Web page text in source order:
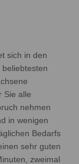
sich in den
Sie alle
nehmen
in wenigen
Bedarfs
sehr guten
zweimal